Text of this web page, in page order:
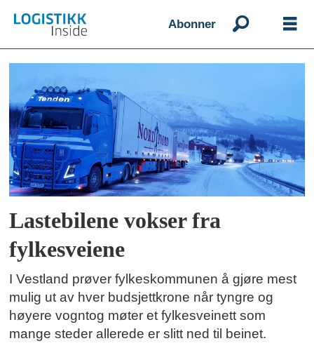
Abonner
Emne:
vestlandet
Lastebilene vokser fra
fylkesveiene
I Vestland prøver fylkeskommunen å gjøre mest
mulig ut av hver budsjettkrone når tyngre og
høyere vogntog møter et fylkesveinett som
mange steder allerede er slitt ned til beinet.